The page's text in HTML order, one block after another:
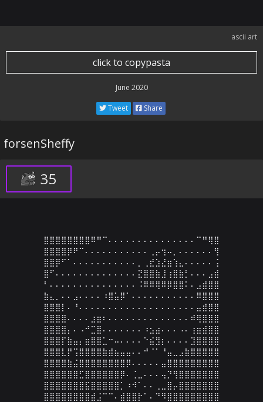
ascii art
click to copypasta
June 2020
Tweet Share
forsenSheffy
35
⣿⣿⣿⣿⣿⣿⣿⣿⠿⠛⠉⠄⠄⠄⠄⠄⠄⠄⠄⠄⠄⠄⠄⠄⠄⠄⠉⠛⢿⣿
⣿⣿⣿⣿⡿⠟⠉⠄⠄⠄⠄⠄⠄⠄⠄⠄⠄⠄⢀⡤⢲⠤⡀⠄⠄⠄⠄⠄⠄⢻
⣿⣿⡿⠋⠁⠄⠄⠄⠄⠄⠄⠄⠄⠄⠄⠄⡀⢀⣞⣱⣜⣶⢱⣄⠄⠄⠄⠄⠄⢨
⣿⠋⠄⠄⠄⠄⠄⠄⠄⠄⠄⠄⠄⠄⠄⠄⣝⣿⣿⣷⣸⢰⣿⣷⡃⠄⠄⠄⣠⣾
⠃⠄⠄⠄⠄⠄⠄⠄⠄⠄⠄⠄⠄⠄⠄⠄⠨⠿⠿⢿⠿⡿⣿⣿⠅⠄⣠⣾⣿⣿
⣷⣄⡀⠄⠄⣠⠄⠄⠄⠄⠰⣿⣥⡿⠁⠄⠄⠄⠄⠄⠄⠄⠄⠄⠄⠄⠿⣿⣿⣿
⣿⣿⣿⡇⠄⠘⠄⠄⠄⠄⠄⠄⠄⠄⠄⠄⠄⠄⠄⠄⠄⠄⠄⠄⠄⠄⣤⣾⣿⣿
⣿⣿⣿⣿⠄⠄⠄⠄⣰⣶⠆⠄⠄⠄⠄⠄⠄⠄⠄⠄⠄⠄⠄⠄⠄⠾⢿⣿⣿⣿
⣿⣿⣿⣿⡄⠄⠠⠚⣉⣿⠄⠄⠄⠄⠄⠄⠄⠰⣢⣴⠄⠄⠄⠠⠄⢰⣶⣾⣿⣿
⣿⣿⣿⡏⣷⣤⡄⣶⣿⣿⣁⠒⠤⠄⠄⠄⠄⠑⣮⣻⡆⠄⠄⠄⠄⣹⣿⣿⣿⣿
⣿⣿⣿⣇⡟⢩⣿⣿⣿⣿⣷⣾⣦⣤⣤⠄⠄⠚⠈⠁⠘⣤⣀⣠⣷⣿⣿⣿⣿⣿
⣿⣿⣿⣿⣷⣬⣿⣿⣿⣿⣿⣿⣿⣿⡿⠄⠄⠄⠄⠄⣤⣿⣿⣿⣿⣿⣿⣿⣿⣿
⣿⣿⣿⣿⣿⣿⣋⣿⣿⣿⣿⣿⣿⡿⠄⢈⣀⠄⠄⠄⢤⡙⢻⣿⣿⣿⣿⣿⣿⣿
⣿⣿⣿⣿⣿⣿⣿⣯⣿⣿⣿⣿⣿⡁⠰⠺⠁⠄⠄⢀⣀⣿⡤⣿⣿⣿⣿⣿⣿⣿
⣿⣿⣿⣿⣿⣿⣿⣿⣾⣨⠉⠉⠄⣾⣿⣿⡗⠁⠄⠙⠻⣿⣿⣿⣿⣿⣿⣿⣿⣿